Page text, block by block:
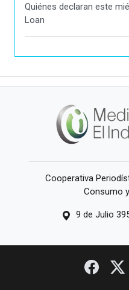
Quiénes declaran este
Loan
Cooperativa
Consumo
9 de Julio